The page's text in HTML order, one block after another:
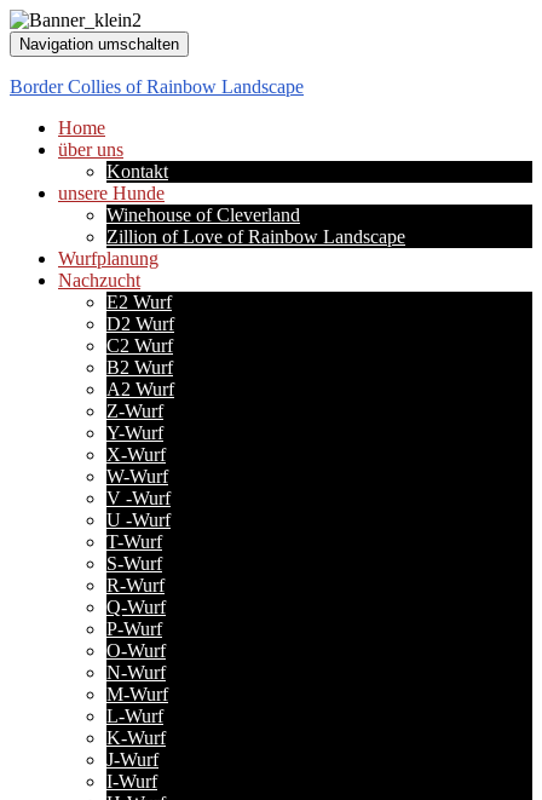
Navigation umschalten
Border Collies of Rainbow Landscape
Home
über uns
Kontakt
unsere Hunde
Winehouse of Cleverland
Zillion of Love of Rainbow Landscape
Wurfplanung
Nachzucht
E2 Wurf
D2 Wurf
C2 Wurf
B2 Wurf
A2 Wurf
Z-Wurf
Y-Wurf
X-Wurf
W-Wurf
V -Wurf
U -Wurf
T-Wurf
S-Wurf
R-Wurf
Q-Wurf
P-Wurf
O-Wurf
N-Wurf
M-Wurf
L-Wurf
K-Wurf
J-Wurf
I-Wurf